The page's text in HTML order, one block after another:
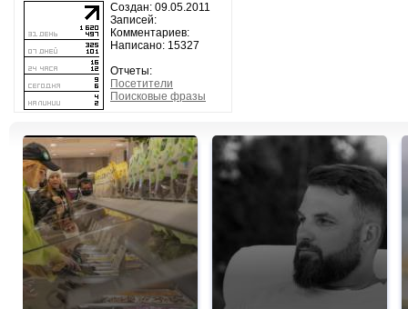
Создан: 09.05.2011
Записей:
Комментариев:
Написано: 15327
Отчеты:
Посетители
Поисковые фразы